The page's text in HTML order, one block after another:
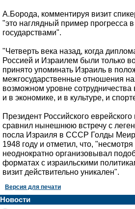
А.Борода, комментируя визит
"это наглядный пример прогресса
государствами".
"Четверть века назад, когда
Россией и Израилем были только
принято упоминать Израиль в
межгосударственные отношения
возможном уровне сотрудничества
и в экономике, и в культуре, и
Президент Российского
сравнил нынешнюю встречу с
посла Израиля в СССР Голды
1948 году и отметил, что,
неоднократно организовывал
форматах с израильскими
визит действительно уникален".
Версия для печати
Новости